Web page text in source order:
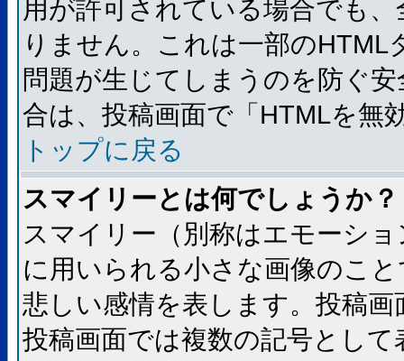
用が許可されている場合でも
りません。これは一部の
問題が生じてしまうのを防ぐ
合は、投稿画面で「HTMLを無
トップに戻る
スマイリーとは何でしょうか？
スマイリー（別称はエモーシ
に用いられる小さな画像のこ
悲しい感情を表します。投稿
投稿画面では複数の記号とし